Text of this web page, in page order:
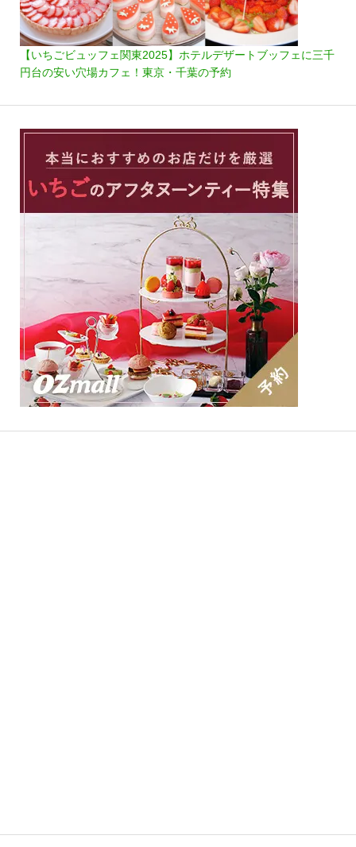
【いちごビュッフェ関東2025】ホテルデザートブッフェに三千
円台の安い穴場カフェ！東京・千葉の予約